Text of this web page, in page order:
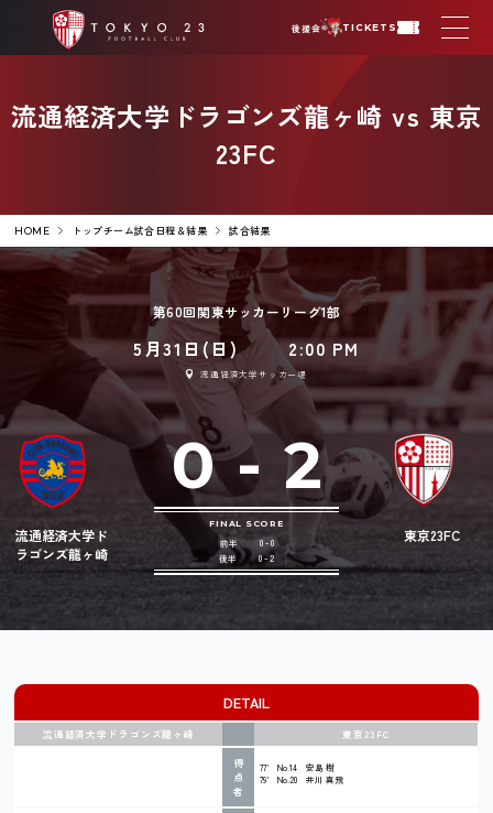
後援会 TICKETS
流通経済大学ドラゴンズ龍ヶ崎 vs 東京
23FC
HOME トップチーム試合日程＆結果 試合結果
第60回関東サッカーリーグ1部
5月31日(日) 2:00 PM
流通経済大学サッカー場
流通経済大学ド
ラゴンズ龍ヶ崎
0 - 2
FINAL SCORE
前半
0 - 0
後半
0 - 2
東京23FC
DETAIL
流通経済大学ドラゴンズ龍ヶ崎
東京23FC
得
点
者
77’ No.14 安島 樹
79’ No.20 井川 真飛